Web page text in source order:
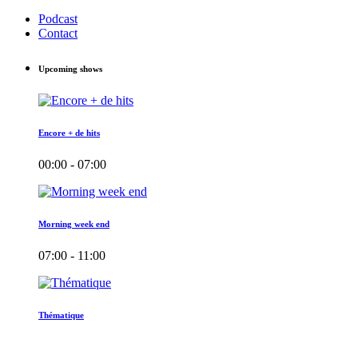
Podcast
Contact
Upcoming shows
Encore + de hits
00:00 - 07:00
Morning week end
07:00 - 11:00
Thématique